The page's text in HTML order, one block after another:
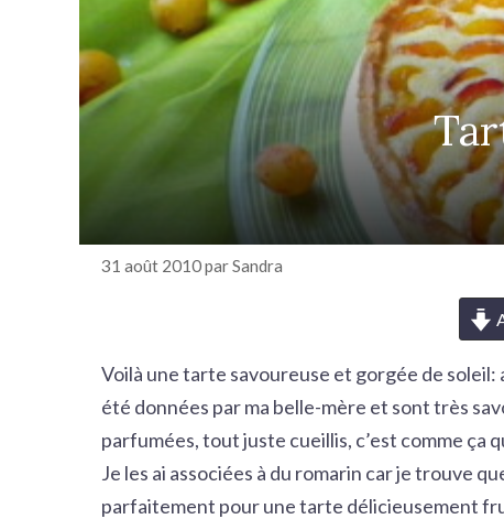
r
c
h
e
31 août 2010parSandra
Voilà une tarte savoureuse et gorgée de soleil:
été données par ma belle-mère et sont très
parfumées, tout juste cueillis, c’est comme ça
Je les ai associées à du romarin car je trouve
parfaitement pour une tarte délicieusement